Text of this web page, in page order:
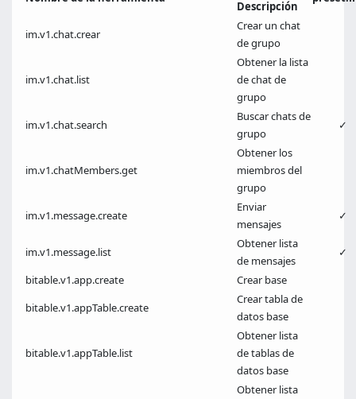
Descripción
im.v1.chat.crear
Crear un chat
de grupo
im.v1.chat.list
Obtener la lista
de chat de
grupo
im.v1.chat.search
Buscar chats de
grupo
✓
im.v1.chatMembers.get
Obtener los
miembros del
grupo
im.v1.message.create
Enviar
mensajes
✓
im.v1.message.list
Obtener lista
de mensajes
✓
bitable.v1.app.create
Crear base
bitable.v1.appTable.create
Crear tabla de
datos base
bitable.v1.appTable.list
Obtener lista
de tablas de
datos base
Obtener lista